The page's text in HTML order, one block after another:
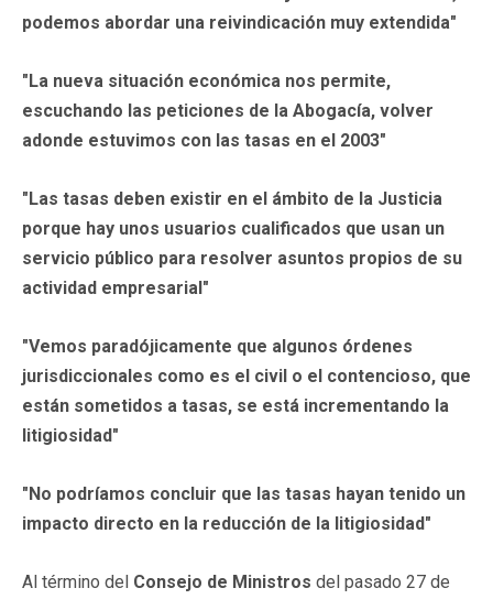
podemos abordar una reivindicación muy extendida"
"La nueva situación económica nos permite,
escuchando las peticiones de la Abogacía, volver
adonde estuvimos con las tasas en el 2003"
"Las tasas deben existir en el ámbito de la Justicia
porque hay unos usuarios cualificados que usan un
servicio público para resolver asuntos propios de su
actividad empresarial"
"Vemos paradójicamente que algunos órdenes
jurisdiccionales como es el civil o el contencioso, que
están sometidos a tasas, se está incrementando la
litigiosidad"
"No podríamos concluir que las tasas hayan tenido un
impacto directo en la reducción de la litigiosidad"
Al término del Consejo de Ministros del pasado 27 de